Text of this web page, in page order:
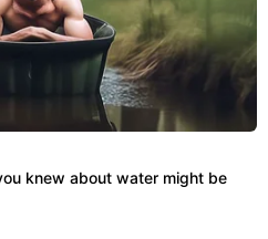
O uso do vinagre
incrustações
escuras difíceis.
Secar as superfícies
água para crescer.
knew about water might be